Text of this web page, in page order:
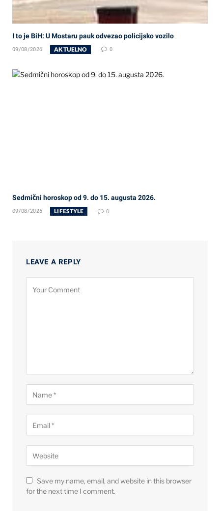
I to je BiH: U Mostaru pauk odvezao policijsko vozilo
09/08/2026 AKTUELNO 0
Sedmični horoskop od 9. do 15. augusta 2026.
09/08/2026 LIFESTYLE 0
LEAVE A REPLY
Save my name, email, and website in this browser
for the next time I comment.